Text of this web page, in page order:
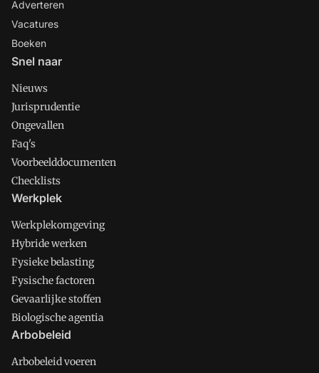
Adverteren
Vacatures
Boeken
Snel naar
Nieuws
Jurisprudentie
Ongevallen
Faq's
Voorbeelddocumenten
Checklists
Werkplek
Werkplekomgeving
Hybride werken
Fysieke belasting
Fysische factoren
Gevaarlijke stoffen
Biologische agentia
Arbobeleid
Arbobeleid voeren